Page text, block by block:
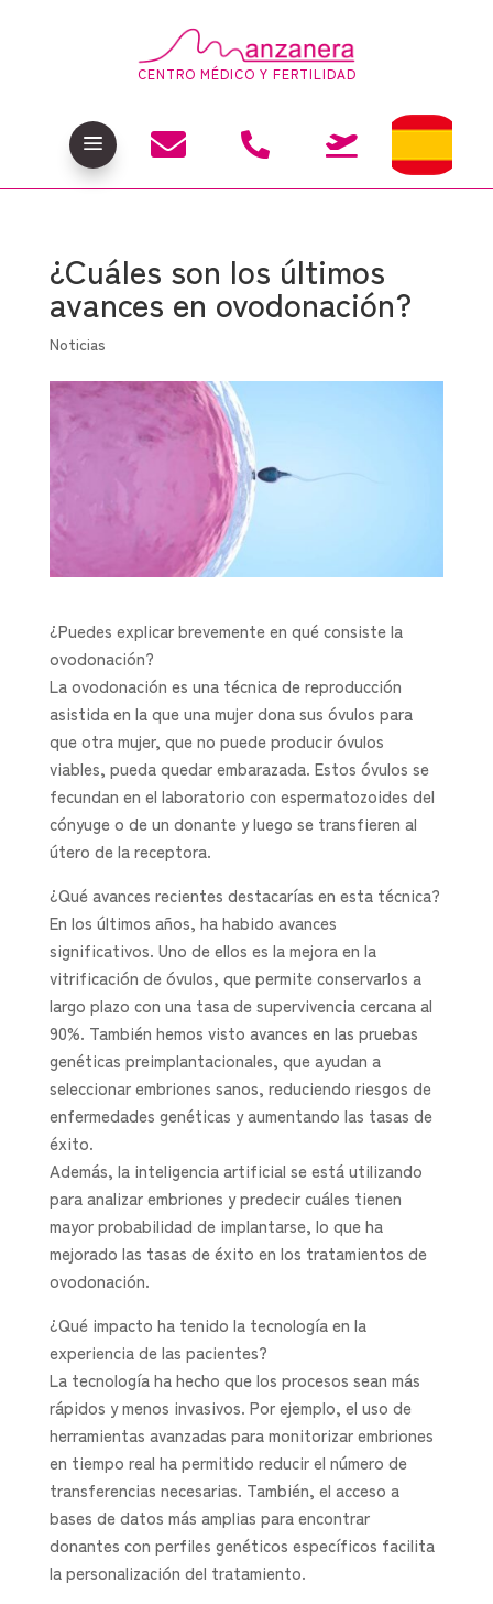
CENTRO MÉDICO Y FERTILIDAD
a   
¿Cuáles son los últimos
avances en ovodonación?
Noticias
¿Puedes explicar brevemente en qué consiste la
ovodonación?
La ovodonación es una técnica de reproducción
asistida en la que una mujer dona sus óvulos para
que otra mujer, que no puede producir óvulos
viables, pueda quedar embarazada. Estos óvulos se
fecundan en el laboratorio con espermatozoides del
cónyuge o de un donante y luego se transfieren al
útero de la receptora.
¿Qué avances recientes destacarías en esta técnica?
En los últimos años, ha habido avances
significativos. Uno de ellos es la mejora en la
vitrificación de óvulos, que permite conservarlos a
largo plazo con una tasa de supervivencia cercana al
90%. También hemos visto avances en las pruebas
genéticas preimplantacionales, que ayudan a
seleccionar embriones sanos, reduciendo riesgos de
enfermedades genéticas y aumentando las tasas de
éxito.
Además, la inteligencia artificial se está utilizando
para analizar embriones y predecir cuáles tienen
mayor probabilidad de implantarse, lo que ha
mejorado las tasas de éxito en los tratamientos de
ovodonación.
¿Qué impacto ha tenido la tecnología en la
experiencia de las pacientes?
La tecnología ha hecho que los procesos sean más
rápidos y menos invasivos. Por ejemplo, el uso de
herramientas avanzadas para monitorizar embriones
en tiempo real ha permitido reducir el número de
transferencias necesarias. También, el acceso a
bases de datos más amplias para encontrar
donantes con perfiles genéticos específicos facilita
la personalización del tratamiento.